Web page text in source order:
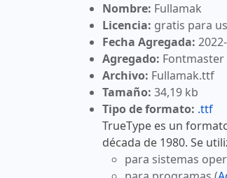
Nombre: Fullamak
Licencia: gratis para
Fecha Agregada:
Agregado: Fontmaster
Archivo: Fullamak.ttf
Tamaño: 34,19 kb
Tipo de formato: .ttf
TrueType es un
década de 1980. Se
para sistemas